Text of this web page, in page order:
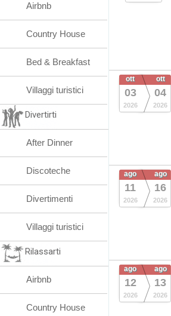
ott
03
2026
ott
04
2026
ago
11
2026
ago
16
2026
ago
12
2026
ago
13
2026
Airbnb
Country House
Bed & Breakfast
Villaggi turistici
Divertirti
After Dinner
Discoteche
Divertimenti
Villaggi turistici
Rilassarti
Airbnb
Country House